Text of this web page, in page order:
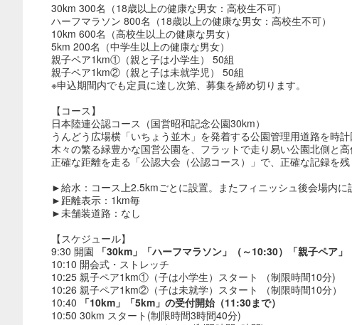
30km 300名（18歳以上の健康な男女：高校生不可）
ハーフマラソン 800名（18歳以上の健康な男女：高校生不可）
10km 600名（高校生以上の健康な男女）
5km 200名（中学生以上の健康な男女）
親子ペア1km①（親と子は小学生） 50組
親子ペア1km②（親と子は未就学児） 50組
※申込期間内でも定員に達し次第、募集を締め切ります。
【コース】
日本陸連公認コース（国営昭和記念公園30km）
うんどう広場横「いちょう並木」を発着する公園管理用道路を時
木々の繁る緑豊かな国営公園を、フラットで走り易い公園北側と
正確な距離を走る「公認大会（公認コース）」で、正確な記録を残
►給水：コース上2.5kmごとに設置。またフィニッシュ後会場内に
►距離表示：1km毎
►未舗装道路：なし
【スケジュール】
9:30 開園
「30km」「ハーフマラソン」（～10:30）「親子ペア」
10:10 開会式・ストレッチ
10:25 親子ペア1km①（子は小学生）スタート （制限時間10分)
10:26 親子ペア1km②（子は未就学）スタート （制限時間10分）
10:40
「10km」「5km」の受付開始（11:30まで）
10:50 30km スタート(制限時間3時間40分)